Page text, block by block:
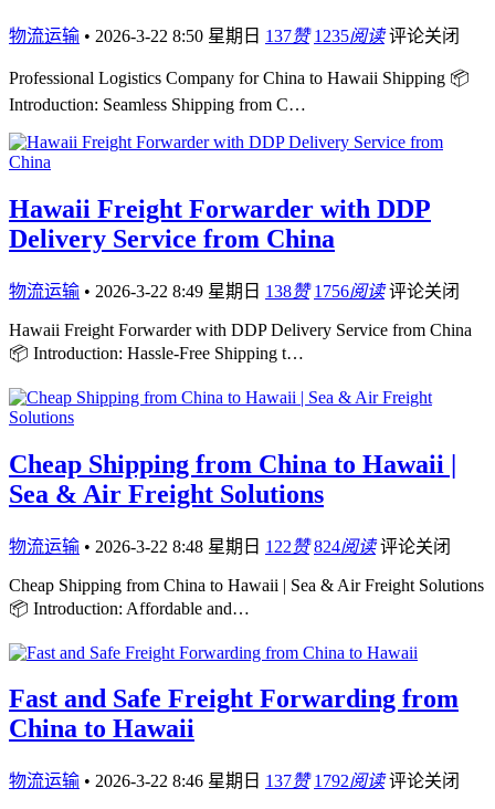
物流运输 • 2026-3-22 8:50 星期日 137赞 1235阅读 评论关闭
Professional Logistics Company for China to Hawaii Shipping 📦
Introduction: Seamless Shipping from C…
Hawaii Freight Forwarder with DDP
Delivery Service from China
物流运输 • 2026-3-22 8:49 星期日 138赞 1756阅读 评论关闭
Hawaii Freight Forwarder with DDP Delivery Service from China
📦 Introduction: Hassle-Free Shipping t…
Cheap Shipping from China to Hawaii |
Sea & Air Freight Solutions
物流运输 • 2026-3-22 8:48 星期日 122赞 824阅读 评论关闭
Cheap Shipping from China to Hawaii | Sea & Air Freight Solutions
📦 Introduction: Affordable and…
Fast and Safe Freight Forwarding from
China to Hawaii
物流运输 • 2026-3-22 8:46 星期日 137赞 1792阅读 评论关闭